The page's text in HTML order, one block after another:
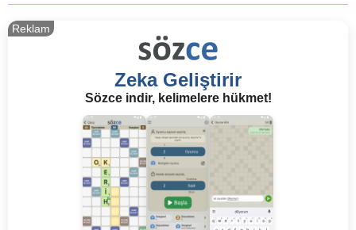
Zeka Geliştirir
Sözce indir, kelimelere hükmet!
Reklam